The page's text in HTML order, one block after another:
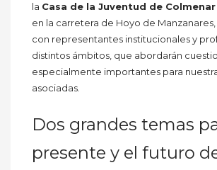
la Casa de la Juventud de
en la carretera de Hoyo de Manzanares,
con representantes institucionales y
distintos ámbitos, que abordarán
especialmente importantes para
asociadas.
Dos grandes temas
presente y el futuro